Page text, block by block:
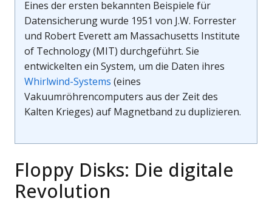
Eines der ersten bekannten Beispiele für
Datensicherung wurde 1951 von J.W. Forrester
und Robert Everett am Massachusetts Institute
of Technology (MIT) durchgeführt. Sie
entwickelten ein System, um die Daten ihres
Whirlwind-Systems (eines
Vakuumröhrencomputers aus der Zeit des
Kalten Krieges) auf Magnetband zu duplizieren.
Floppy Disks: Die digitale
Revolution